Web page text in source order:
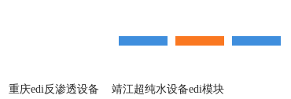
重庆edi反渗透设备 靖江超纯水设备edi模块